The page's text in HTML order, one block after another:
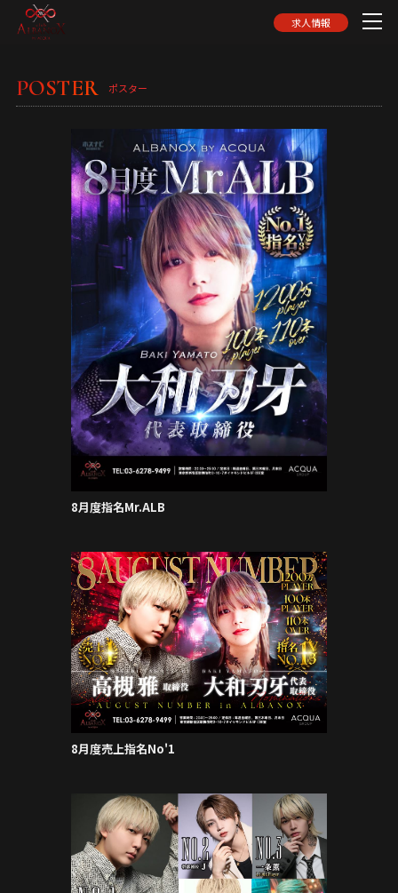
求人情報
POSTER ポスター
8月度指名Mr.ALB
8月度売上指名No'1